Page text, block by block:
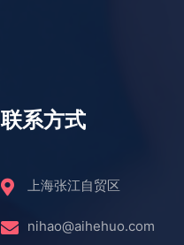
联系方式
上海张江自贸区
nihao@aihehuo.com